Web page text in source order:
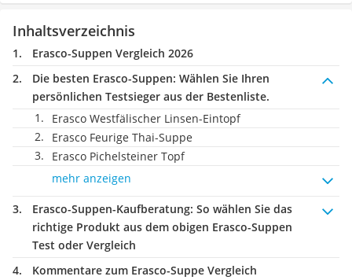
Inhaltsverzeichnis
Erasco-Suppen Vergleich 2026
Die besten Erasco-Suppen: Wählen Sie Ihren
persönlichen Testsieger aus der Bestenliste.
Erasco Westfälischer Linsen-Eintopf
Erasco Feurige Thai-Suppe
Erasco Pichelsteiner Topf
mehr anzeigen
Erasco-Suppen-Kaufberatung: So wählen Sie das
richtige Produkt aus dem obigen Erasco-Suppen
Test oder Vergleich
Kommentare zum Erasco-Suppe Vergleich